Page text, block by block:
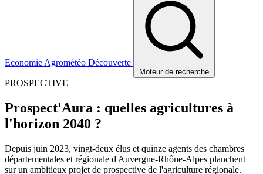
Economie Agrométéo Découverte
Moteur de recherche
PROSPECTIVE
Prospect'Aura : quelles agricultures à
l'horizon 2040 ?
Depuis juin 2023, vingt-deux élus et quinze agents des chambres
départementales et régionale d'Auvergne-Rhône-Alpes planchent
sur un ambitieux projet de prospective de l'agriculture régionale.